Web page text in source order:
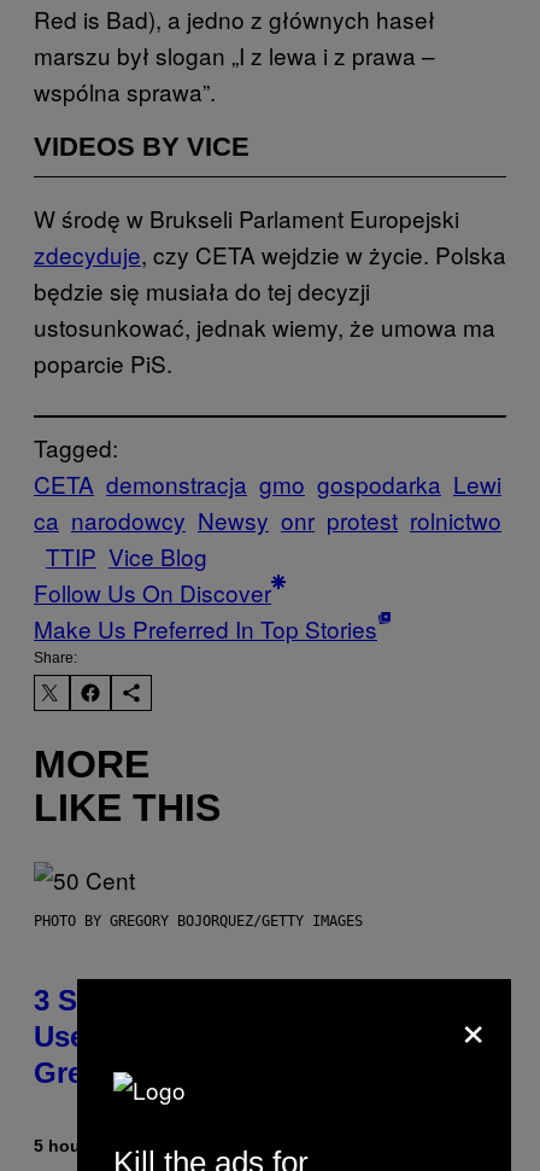
Red is Bad), a jedno z głównych haseł
marszu był slogan „I z lewa i z prawa –
wspólna sprawa”.
VIDEOS BY VICE
W środę w Brukseli Parlament Europejski
zdecyduje, czy CETA wejdzie w życie. Polska
będzie się musiała do tej decyzji
ustosunkować, jednak wiemy, że umowa ma
poparcie PiS.
Tagged:
CETA demonstracja gmo gospodarka Lewi
ca narodowcy Newsy onr protest rolnictwo
TTIP Vice Blog
Follow Us On Discover
Make Us Preferred In Top Stories
Share:
MORE
LIKE THIS
PHOTO BY GREGORY BOJORQUEZ/GETTY IMAGES
3 Songs That Were Commonly
Used As a Ringtone or Voicemail
Greeting in the 2000s
5 hours ago
×
Kill the ads for